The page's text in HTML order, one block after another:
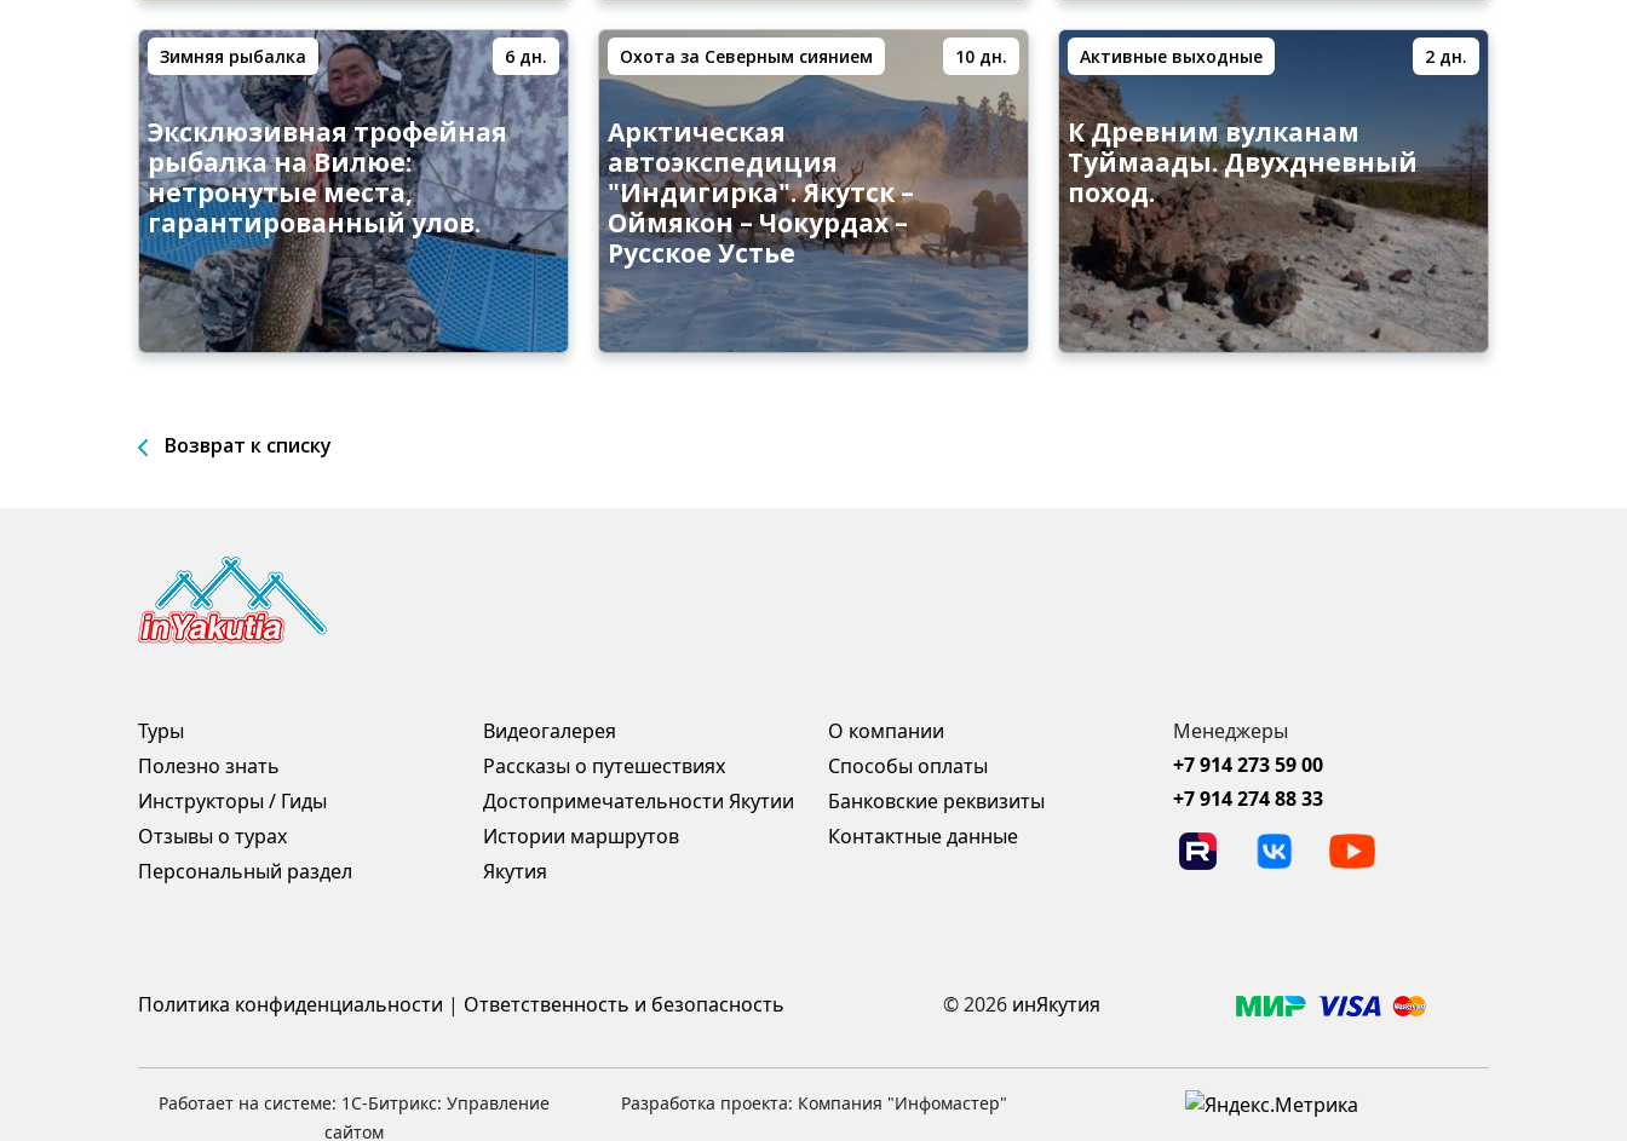
Зимняя рыбалка 6 дн.
Эксклюзивная трофейная
рыбалка на Вилюе:
нетронутые места,
гарантированный улов.
Охота за Северным сиянием 10 дн.
Арктическая
автоэкспедиция
"Индигирка". Якутск –
Оймякон – Чокурдах –
Русское Устье
Активные выходные 2 дн.
К Древним вулканам
Туймаады. Двухдневный
поход.
Возврат к списку
Туры
Полезно знать
Инструкторы / Гиды
Отзывы о турах
Персональный раздел
Видеогалерея
Рассказы о путешествиях
Достопримечательности Якутии
Истории маршрутов
Якутия
О компании
Способы оплаты
Банковские реквизиты
Контактные данные
Менеджеры
+7 914 273 59 00
+7 914 274 88 33
© 2026 инЯкутия
Политика конфиденциальности | Ответственность и безопасность
Работает на системе: 1С-Битрикс: Управление
сайтом
Разработка проекта: Компания "Инфомастер"